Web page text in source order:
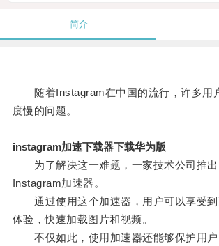
简介
随着Instagram在中国的流行，许多用
度慢的问题。
instagram加速下载器下载华为版
为了解决这一难题，一家技术公司推出
Instagram加速器。
通过使用这个加速器，用户可以享受到
体验，快速加载图片和视频。
不仅如此，使用加速器还能够保护用户